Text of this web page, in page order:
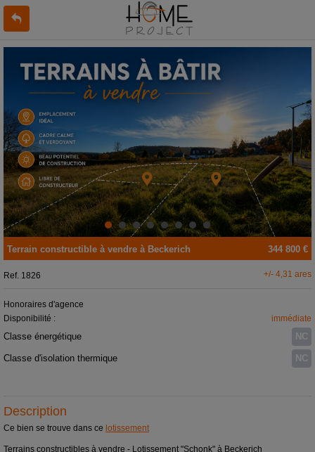
344 800 €
Terrain constructible à vendre à Beckerich
Ref. 1826 +/- 4,31 ares
Honoraires d'agence
Disponibilité :
immédiate
Classe énergétique NC
Classe d'isolation thermique NC
Description
Ce bien se trouve dans ce lotissement
Terrains constructibles à vendre - Lotissement "Schonk" à Beckerich